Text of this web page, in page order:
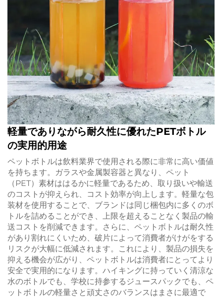
軽量でありながら耐久性に優れたPETボトル
の実用的用途
ペットボトルは飲料業界で使用される際に非常に高い価値
を持ちます。ガラスや金属製容器と異なり、ペット
（PET）素材ははるかに軽量であるため、取り扱いや輸送
のコストが抑えられ、コスト効率が向上します。軽量な包
装材を使用することで、ブランドは同じ梱包内に多くのボ
トルを詰めることができ、上限を超えることなく製品の輸
送コストを削減できます。さらに、ペットボトルは耐久性
があり割れにくいため、破片によって消費者がけがをする
リスクが大幅に低減されます。これにより、製品の損失を
抑える機会が広がり、ペットボトルは消費者にとってより
安全で実用的になります。ハイキングに持っていく清涼な
水のボトルでも、学校に持参するジュースパックでも、ペ
ットボトルの軽量さと頑丈さのバランスはまさに最適で